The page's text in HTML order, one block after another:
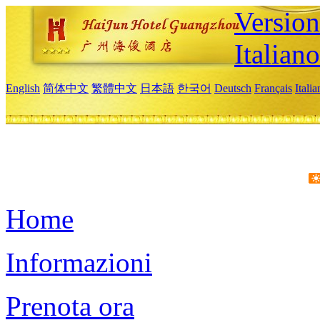
Italiano
English 简体中文 繁體中文 日本語 한국어 Deutsch Français
Home
Informazioni
Prenota ora